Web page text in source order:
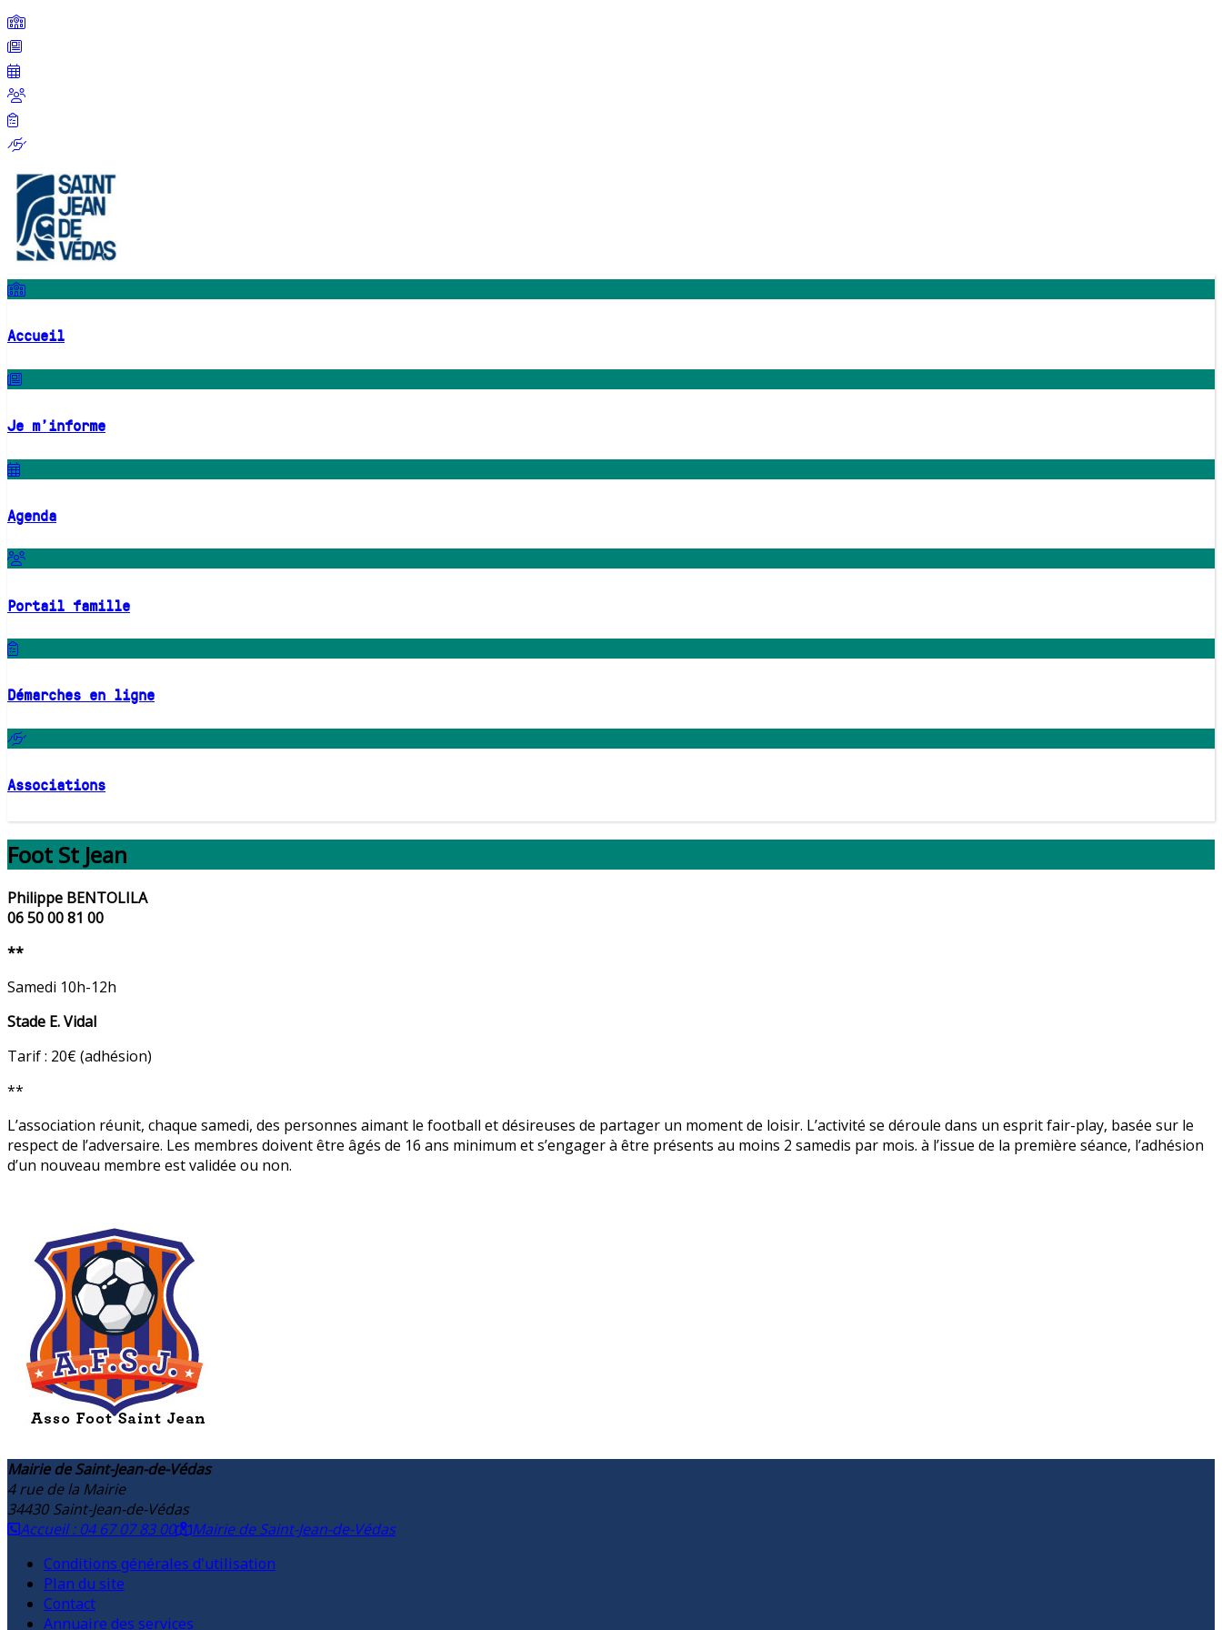
Accueil
Je m'informe
Agenda
Portail famille
Démarches en ligne
Associations
Foot St Jean
Philippe BENTOLILA
06 50 00 81 00
**
Samedi 10h-12h
Stade E. Vidal
Tarif : 20€ (adhésion)
**
L’association réunit, chaque samedi, des personnes aimant le football et désireuses de partager un moment de loisir. L’activité se déroule dans un esprit fair-play, basée sur le
respect de l’adversaire. Les membres doivent être âgés de 16 ans minimum et s’engager à être présents au moins 2 samedis par mois. à l’issue de la première séance, l’adhésion
d’un nouveau membre est validée ou non.
Mairie de Saint-Jean-de-Védas
4 rue de la Mairie
34430 Saint-Jean-de-Védas
Accueil : 04 67 07 83 00
Mairie de Saint-Jean-de-Védas
Conditions générales d'utilisation
Plan du site
Contact
Annuaire des services